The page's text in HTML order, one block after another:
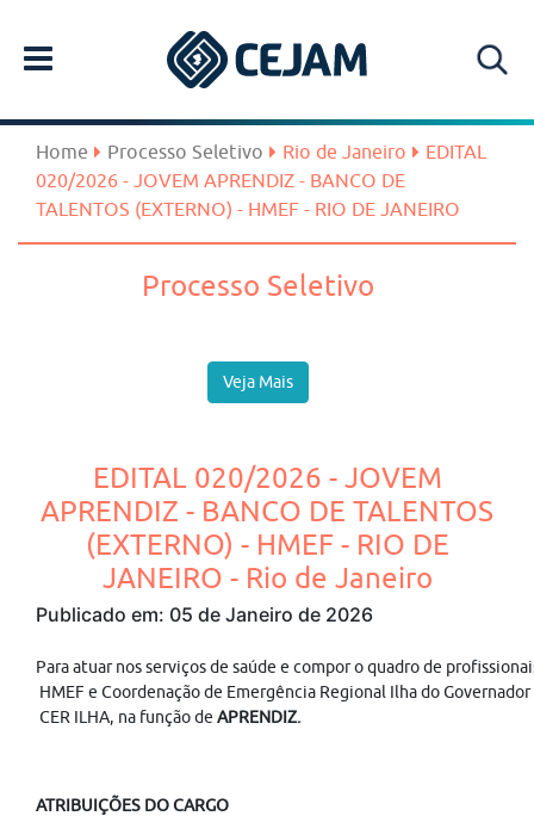
Home Processo Seletivo Rio de Janeiro
EDITAL
020/2026 - JOVEM APRENDIZ - BANCO DE
TALENTOS (EXTERNO) - HMEF - RIO DE JANEIRO
Processo Seletivo
Veja Mais
EDITAL 020/2026 - JOVEM
APRENDIZ - BANCO DE TALENTOS
(EXTERNO) - HMEF - RIO DE
JANEIRO - Rio de Janeiro
Publicado em: 05 de Janeiro de 2026
Para atuar nos serviços de saúde e compor o quadro de
HMEF e Coordenação de Emergência Regional Ilha do Governador
CER ILHA, na função de APRENDIZ.
ATRIBUIÇÕES DO CARGO